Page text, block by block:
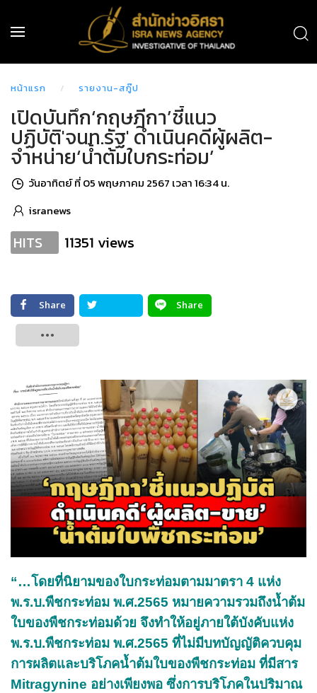
หน้าแรก รายงาน-สกู๊ป
เปิดบันทึก‘กฤษฎีกา’ชี้แนว
ปฏิบัติ'จนท.รัฐ' ดำเนินคดีผู้ผลิต-
จำหน่าย‘น้ำต้มใบกระท่อม’
วันอาทิตย์ ที่ 05 พฤษภาคม 2567 เวลา 16:34 น.
isranews
HITS 11351 views
Share
Share
“…โดยที่นิยามของใบกระท่อมตามมาตรา 4 แห่ง
พ.ร.บ.พืชกระท่อม พ.ศ.2565 หมายความรวมถึงน้ำต้ม
ใบของพืชกระท่อมด้วย จึงทำให้อยู่ภายใต้บังคับแห่ง
พ.ร.บ.พืชกระท่อม พ.ศ.2565 ที่ไม่มีบทบัญญัติควบคุม
การผลิตและบริโภคน้ำต้มใบของพืชกระท่อม ที่มีสาร
Mitragynine อย่างเพียงพอ ซึ่งการบริโภคในปริมาณ